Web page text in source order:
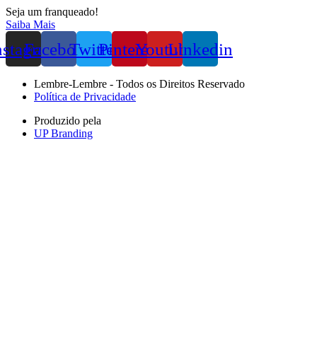
Seja um franqueado!
Saiba Mais
FacebookTwitterPinterestYoutubeLinkedin
Lembre-Lembre - Todos os Direitos Reservado
Política de Privacidade
Produzido pela
UP Branding